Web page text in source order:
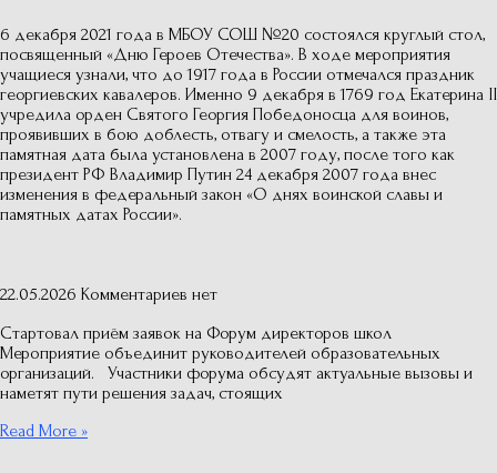
6 декабря 2021 года в МБОУ СОШ №20 состоялся круглый стол,
посвященный «Дню Героев Отечества». В ходе мероприятия
учащиеся узнали, что до 1917 года в России отмечался праздник
георгиевских кавалеров. Именно 9 декабря в 1769 год Екатерина II
учредила орден Святого Георгия Победоносца для воинов,
проявивших в бою доблесть, отвагу и смелость, а также эта
памятная дата была установлена в 2007 году, после того как
президент РФ Владимир Путин 24 декабря 2007 года внес
изменения в федеральный закон «О днях воинской славы и
памятных датах России».
22.05.2026 Комментариев нет
Стартовал приём заявок на Форум директоров школ
Мероприятие объединит руководителей образовательных
организаций. Участники форума обсудят актуальные вызовы и
наметят пути решения задач, стоящих
Read More »